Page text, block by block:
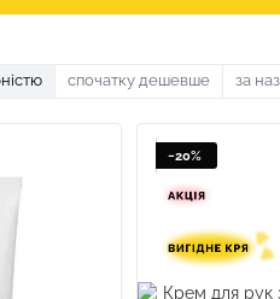
спочатку дешевше за
−20%